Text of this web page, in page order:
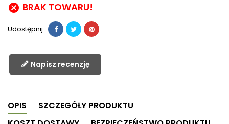
 BRAK TOWARU!
Udostępnij
Napisz recenzję
OPIS
SZCZEGÓŁY PRODUKTU